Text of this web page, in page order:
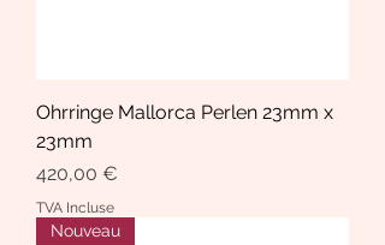
Ohrringe Mallorca Perlen 23mm x
23mm
Prix
420,00 €
TVA Incluse
Nouveau